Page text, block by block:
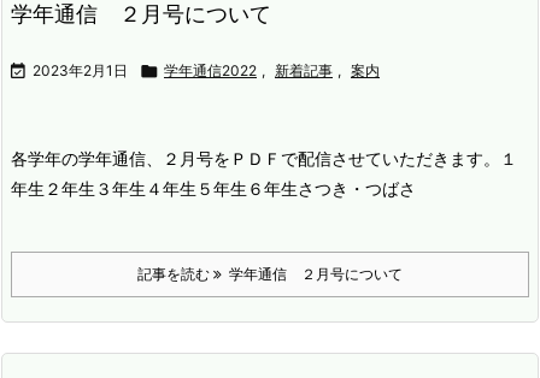
学年通信 ２月号について
 2023年2月1日  学年通信2022 , 新着記事 , 案内
各学年の学年通信、２月号をＰＤＦで配信させていただきます。
１
年生 ２年生 ３年生 ４年生 ５年生 ６年生さつき・つばさ
記事を読む 学年通信 ２月号について